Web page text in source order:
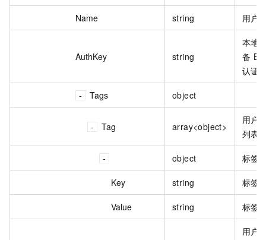
Name string 用户
AuthKey string
本地
备
认证
Tags object
Tag array<object>
用户
列表
object 标签
Key string 标签
Value string 标签
用户